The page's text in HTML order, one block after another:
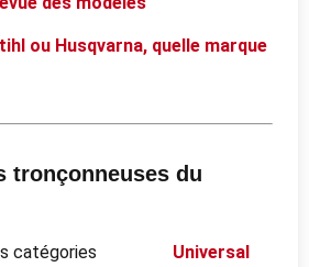
ou Husqvarna, quelle marque
tronçonneuses du
catégories
Universal